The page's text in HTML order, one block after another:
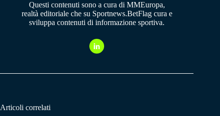
Questi contenuti sono a cura di MMEuropa,
realtà editoriale che su Sportnews.BetFlag cura e
sviluppa contenuti di informazione sportiva.
Articoli correlati